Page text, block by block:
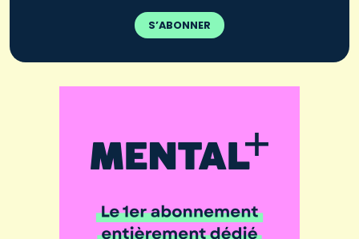
S’ABONNER